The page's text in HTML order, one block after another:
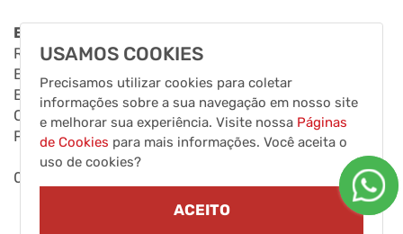
USAMOS COOKIES
Precisamos utilizar cookies para coletar
informações sobre a sua navegação em nosso site
e melhorar sua experiência. Visite nossa Páginas
de Cookies para mais informações. Você aceita o
uso de cookies?
ACEITO
Endereço
Rua Fernando de Noronha, 11808
Bairro Distrito Industrial Leste
BR 282, KM 575
CEP 89870 000
Pinhalzinho, Santa Catarina, Brasil
00.851.124/0001-80 - Clarice Eletrodomésticos LTDA